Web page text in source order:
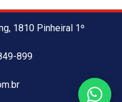
1810 Pinheiral 1º
899